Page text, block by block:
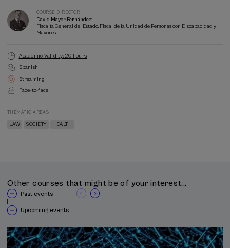
COURSE DIRECTOR
David Mayor Fernández
Fiscalía General del Estado, Fiscal de la Unidad de Personas con Discapacidad y
Mayores
Academic Validity: 20 hours
Spanish
Streaming
Face-to-face
THEMATIC AREAS
LAW SOCIETY HEALTH
Other courses that might be of your interest...
Past events
Upcoming events